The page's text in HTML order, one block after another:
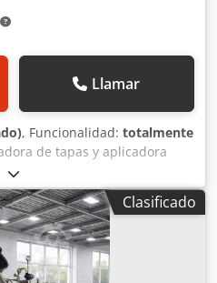
Llamar
, Funcionalidad: totalmente
de tapas y aplicadora
frascos, etc.
Clasificado